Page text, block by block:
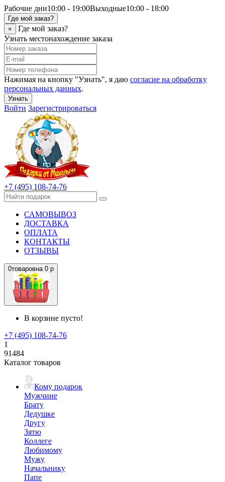
Рабочие дни10:00 - 19:00Выходные10:00 - 18:00
Где мой заказ?
×
Где мой заказ?
Узнать местонахождение заказа
Нажимая на кнопку "Узнать", я даю согласие на обработку
персональных данных.
Узнать
Войти Зарегистрироваться
+7 (495) 108-74-76
САМОВЫВОЗ
ДОСТАВКА
ОПЛАТА
КОНТАКТЫ
ОТЗЫВЫ
0товаровна 0 р
В корзине пусто!
+7 (495) 108-74-76
1
91484
Каталог товаров
Кому подарок
Мужчине
Брату
Дедушке
Другу
Зятю
Коллеге
Любимому
Мужу
Начальнику
Папе